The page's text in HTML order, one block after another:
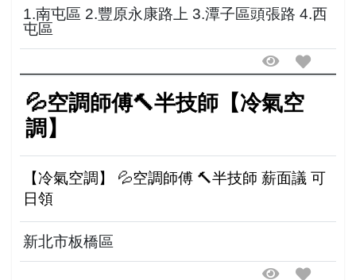
1.南屯區 2.豐原永康路上 3.潭子區頭張路 4.西
屯區
💦空調師傅🔨半技師【冷氣空
調】
【冷氣空調】 💦空調師傅 🔨半技師 薪面議 可
日領
新北市板橋區